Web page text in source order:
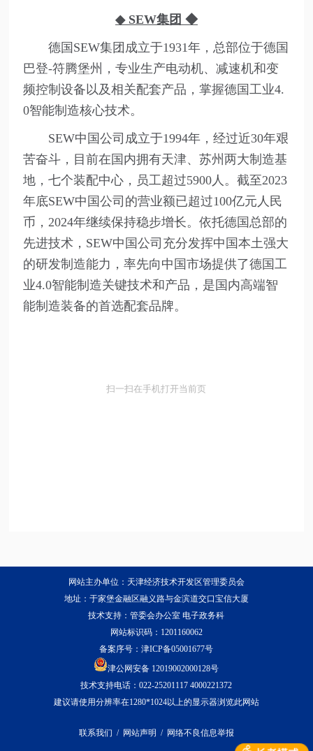
◆ SEW集团 ◆
德国SEW集团成立于1931年，总部位于德国
巴登-符腾堡州，专业生产电动机、减速机和变
频控制设备以及相关配套产品，掌握德国工业4.
0智能制造核心技术。
SEW中国公司成立于1994年，经过近30年艰
苦奋斗，目前在国内拥有天津、苏州两大制造基
地，七个装配中心，员工超过5900人。截至2023
年底SEW中国公司的营业额已超过100亿元人民
币，2024年继续保持稳步增长。依托德国总部的
先进技术，SEW中国公司充分发挥中国本土强大
的研发制造能力，率先向中国市场提供了德国工
业4.0智能制造关键技术和产品，是国内高端智
能制造装备的首选配套品牌。
扫一扫在手机打开当前页
网站主办单位：天津经济技术开发区管理委员会
地址：于家堡金融区融义路与金滨道交口宝信大厦
技术支持：管委会办公室 电子政务科
网站标识码：1201160062
备案序号：津ICP备05001677号
津公网安备 12019002000128号
技术支持电话：022-25201117 4000221372
建议请使用分辨率在1280*1024以上的显示器浏览此网站
联系我们 / 网站声明 / 网络不良信息举报